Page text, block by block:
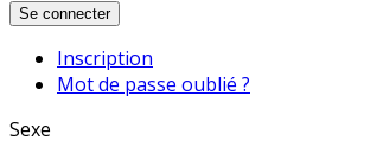
Se connecter
Inscription
Mot de passe oublié ?
Sexe